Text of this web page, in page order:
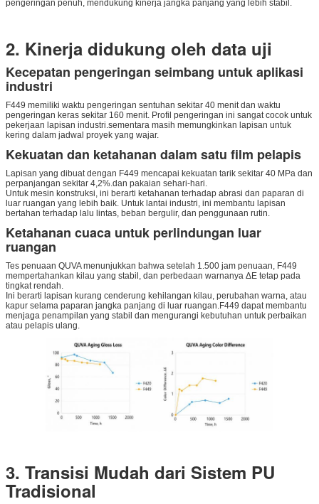
pengeringan penuh, mendukung kinerja jangka panjang yang lebih stabil.
2. Kinerja didukung oleh data uji
Kecepatan pengeringan seimbang untuk aplikasi
industri
F449 memiliki waktu pengeringan sentuhan sekitar 40 menit dan waktu
pengeringan keras sekitar 160 menit. Profil pengeringan ini sangat cocok untuk
pekerjaan lapisan industri.sementara masih memungkinkan lapisan untuk
kering dalam jadwal proyek yang wajar.
Kekuatan dan ketahanan dalam satu film pelapis
Lapisan yang dibuat dengan F449 mencapai kekuatan tarik sekitar 40 MPa dan
perpanjangan sekitar 4,2%.dan pakaian sehari-hari.
Untuk mesin konstruksi, ini berarti ketahanan terhadap abrasi dan paparan di
luar ruangan yang lebih baik. Untuk lantai industri, ini membantu lapisan
bertahan terhadap lalu lintas, beban bergulir, dan penggunaan rutin.
Ketahanan cuaca untuk perlindungan luar
ruangan
Tes penuaan QUVA menunjukkan bahwa setelah 1.500 jam penuaan, F449
mempertahankan kilau yang stabil, dan perbedaan warnanya ΔE tetap pada
tingkat rendah.
Ini berarti lapisan kurang cenderung kehilangan kilau, perubahan warna, atau
kapur selama paparan jangka panjang di luar ruangan.F449 dapat membantu
menjaga penampilan yang stabil dan mengurangi kebutuhan untuk perbaikan
atau pelapis ulang.
3. Transisi Mudah dari Sistem PU
Tradisional